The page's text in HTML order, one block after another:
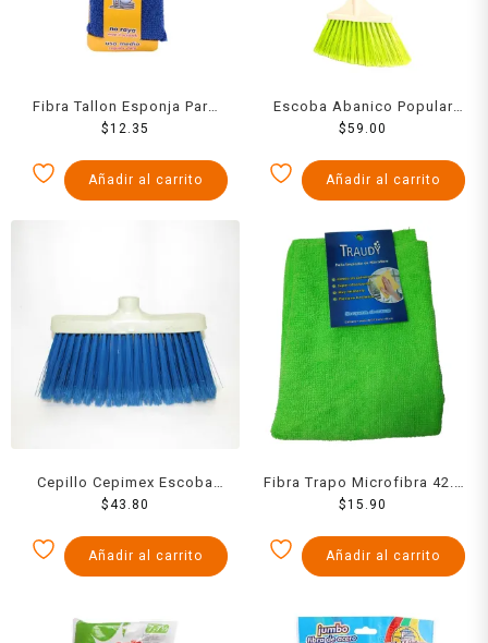
Fibra Tallon Esponja Para
Cristaleria
$12.35
Añadir al carrito
Escoba Abanico Popular
Corta
$59.00
Añadir al carrito
Cepillo Cepimex Escoba
Brujita
$43.80
Añadir al carrito
Fibra Trapo Microfibra 42.5
X 37
$15.90
Añadir al carrito